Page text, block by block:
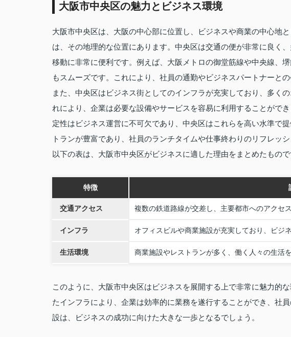
大阪市中央区の魅力とビジネス環境
大阪市中央区は、大阪の中心部に位置し、ビジネスや商業の中心地
は、その地理的な位置にあります。中央区は交通の便が非常に良く
移動に非常に便利です。例えば、大阪メトロの御堂筋線や中央線、
もスムーズです。これにより、社員の通勤やビジネスパートナーと
また、中央区はビジネス街としてのインフラが充実しており、多く
れにより、企業は必要な設備やサービスを容易に利用することがで
定性はビジネス運営に不可欠であり、中央区はこれらを高い水準で
トランが豊富であり、社員のランチタイムや仕事終わりのリフレッシ
以下の表は、大阪市中央区がビジネスに適した理由をまとめたもので
特徴
交通アクセス 複数の鉄道路線が交差し、主要都市へのアクセス
インフラ オフィスビルや商業施設が充実しており、ビジ
生活環境 商業施設やレストランが多く、働く人々の生活
このように、大阪市中央区はビジネスを展開する上で非常に魅力的
たインフラにより、企業は効率的に業務を遂行することができ、社
設は、ビジネスの成功に向けた大きな一歩となるでしょう。